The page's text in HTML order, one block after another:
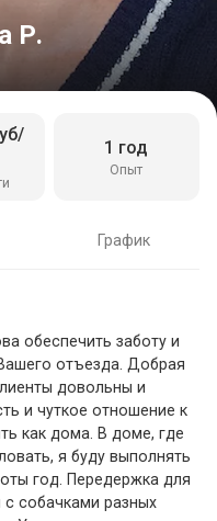
Р.
Опыт
1 год
График
обеспечить заботу и
отъезда. Добрая
довольны и
и чуткое отношение к
как дома. В доме, где
я буду выполнять
год. Передержка для
собачками разных